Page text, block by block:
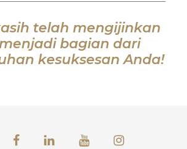
telah mengijinkan
bagian dari
kesuksesan Anda!